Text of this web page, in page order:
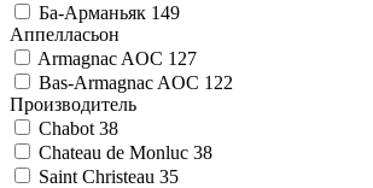
Ба-Арманьяк 149
Аппелласьон
Armagnac AOC 127
Bas-Armagnac AOC 122
Производитель
Chabot 38
Chateau de Monluc 38
Saint Christeau 35